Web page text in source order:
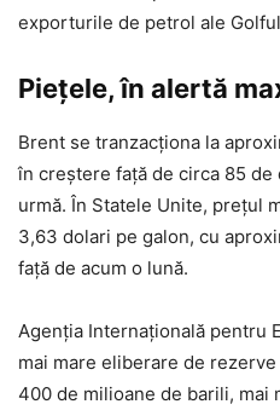
exporturile de petrol ale
Piețele, în alertă
Brent se tranzacționa la
în creștere față de circa 85 de
urmă. În Statele Unite, prețul
3,63 dolari pe galon, cu
față de acum o lună.
Agenția Internațională pentru
mai mare eliberare de
400 de milioane de barili, mai